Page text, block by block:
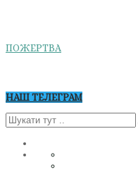
ПОЖЕРТВА
НАШ ТЕЛЕГРАМ